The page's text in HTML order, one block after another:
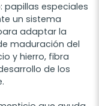
: papillas especiales
un sistema
adaptar la
maduración del
y hierro, fibra
de los